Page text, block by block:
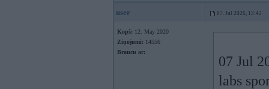
user 07. Jul 2026, 13:42
Kopš: 12. May 2020
Ziņojumi: 14556
Braucu ar:
07 Jul
labs